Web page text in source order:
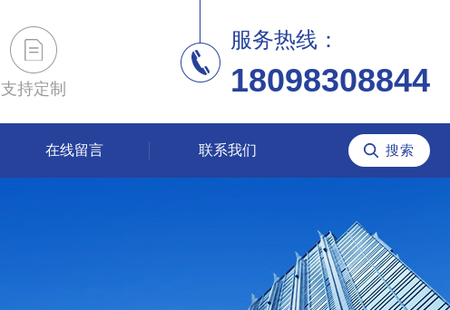
支持定制
服务热线：
18098308844
在线留言 联系我们